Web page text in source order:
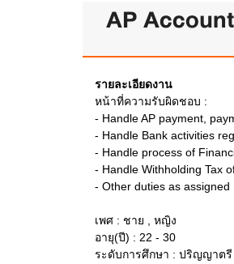
AP
รายละเอียดงาน
หน้าที่ความรับผิดชอบ :
- Handle AP payment,
- Handle Bank activities
- Handle process of
- Handle Withholding Tax
- Other duties as assigned
เพศ : ชาย , หญิง
อายุ(ปี) : 22 - 30
ระดับการศึกษา : ปริญญาตรี